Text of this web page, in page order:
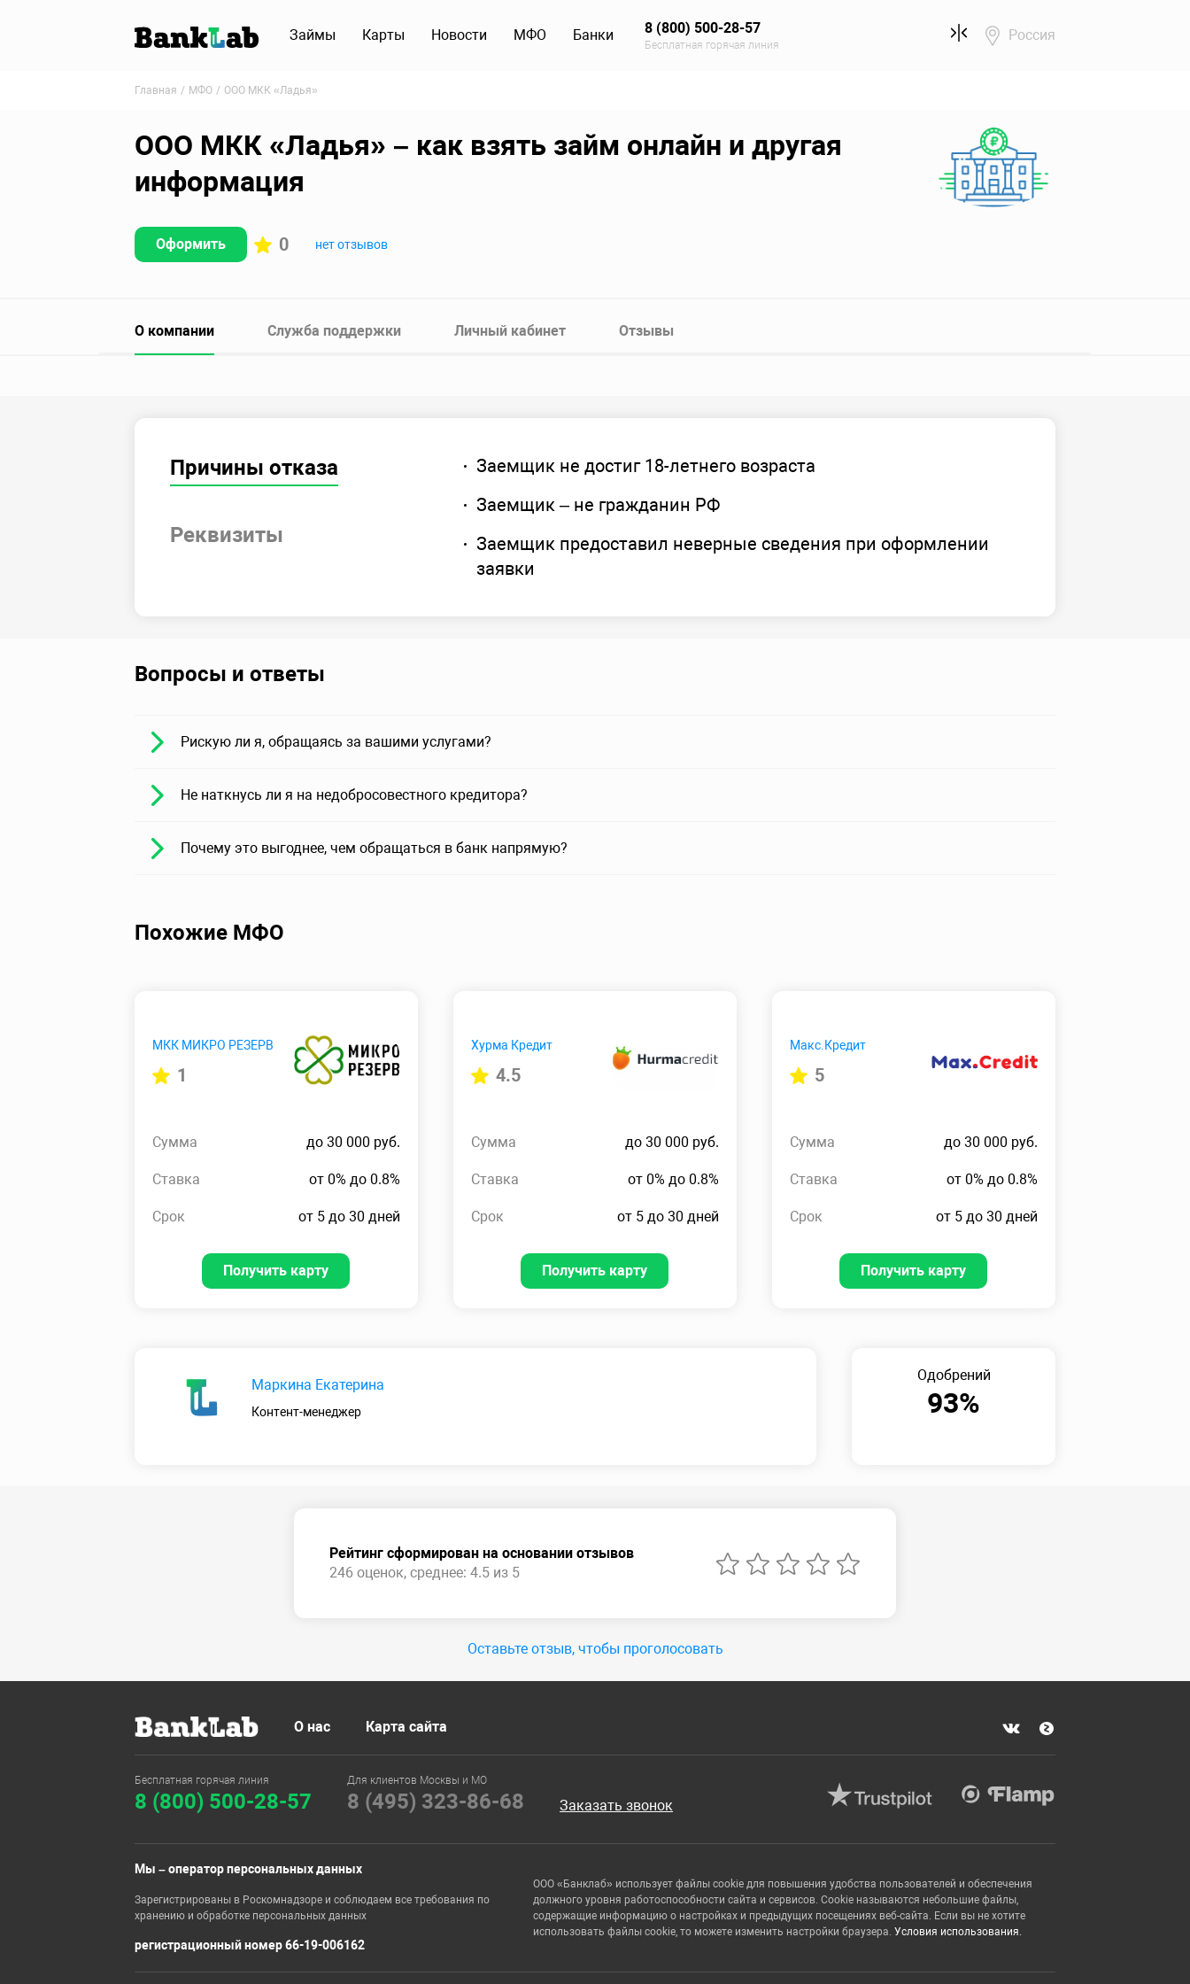
Займы Карты Новости МФО Банки 8 (800) 500-28-57
Бесплатная горячая линия
Россия
Главная МФО ООО МКК «Ладья»
ООО МКК «Ладья» – как взять займ онлайн и другая
информация
Оформить 0 нет отзывов
О компании Служба поддержки Личный кабинет Отзывы
Причины отказа
Реквизиты
Заемщик не достиг 18-летнего возраста
Заемщик – не гражданин РФ
Заемщик предоставил неверные сведения при оформлении
заявки
Вопросы и ответы
Рискую ли я, обращаясь за вашими услугами?
Не наткнусь ли я на недобросовестного кредитора?
Почему это выгоднее, чем обращаться в банк напрямую?
Похожие МФО
МКК МИКРО РЕЗЕРВ
1
Сумма до 30 000 руб.
Ставка от 0% до 0.8%
Срок от 5 до 30 дней
Получить карту
Хурма Кредит
4.5
Сумма до 30 000 руб.
Ставка от 0% до 0.8%
Срок от 5 до 30 дней
Получить карту
Макс.Кредит
5
Сумма до 30 000 руб.
Ставка от 0% до 0.8%
Срок от 5 до 30 дней
Получить карту
Маркина Екатерина
Контент-менеджер
Одобрений
93%
Рейтинг сформирован на основании отзывов
246 оценок, среднее: 4.5 из 5
Оставьте отзыв, чтобы проголосовать
О нас Карта сайта
Бесплатная горячая линия
8 (800) 500-28-57
Для клиентов Москвы и МО
8 (495) 323-86-68 Заказать звонок
Мы – оператор персональных данных
Зарегистрированы в Роскомнадзоре и соблюдаем все требования по
хранению и обработке персональных данных
регистрационный номер 66-19-006162
ООО «Банклаб» использует файлы cookie для повышения удобства пользователей и обеспечения
должного уровня работоспособности сайта и сервисов. Cookie называются небольшие файлы,
содержащие информацию о настройках и предыдущих посещениях веб-сайта. Если вы не хотите
использовать файлы cookie, то можете изменить настройки браузера. Условия использования.